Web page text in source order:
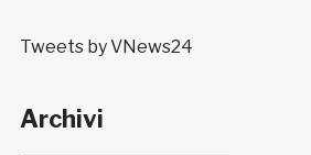
Tweets by VNews24
Archivi